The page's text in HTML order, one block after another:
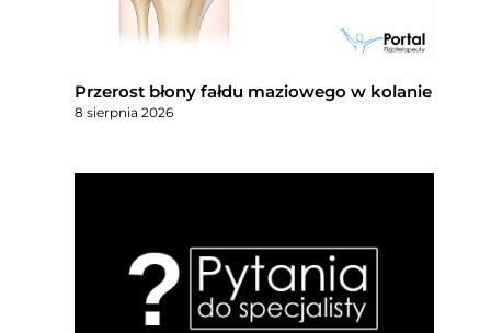
Przerost błony fałdu maziowego w kolanie
8 sierpnia 2026